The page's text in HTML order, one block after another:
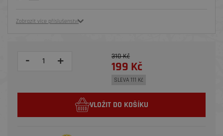
Zobrazit více příslušenství
- + 310 Kč
199 Kč
SLEVA 111 Kč
VLOŽIT DO KOŠÍKU